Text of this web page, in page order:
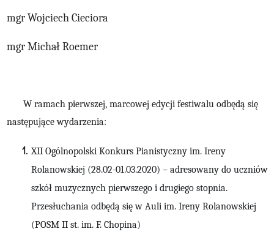
mgr Wojciech Cieciora
mgr Michał Roemer
W ramachpierwszej, marcowej edycjifestiwalu odbędą się
następujące wydarzenia:
XII Ogólnopolski Konkurs Pianistyczny im. Ireny
Rolanowskiej (28.02-01.03.2020) – adresowany do uczniów
szkół muzycznych pierwszego i drugiego stopnia.
Przesłuchania odbędą się w Auli im. Ireny Rolanowskiej
(POSM II st. im. F. Chopina)